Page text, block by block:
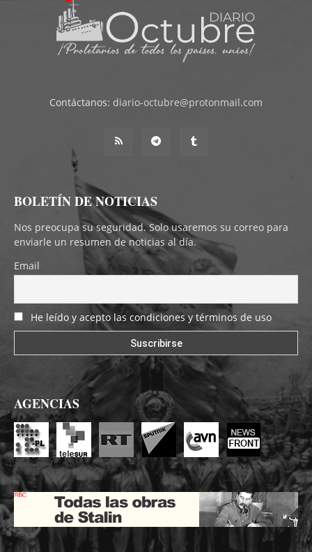
Contáctanos: diario-octubre@protonmail.com
BOLETÍN DE NOTICIAS
Nos preocupa su seguridad. Solo usaremos su correo para
enviarle un resumen de noticias al día.
Email
He leído y acepto las condiciones y términos de uso
AGENCIAS